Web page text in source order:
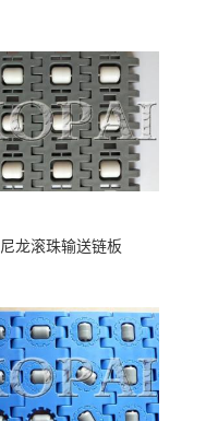
尼龙滚珠输送链板